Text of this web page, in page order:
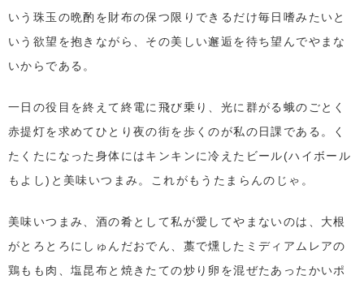
いう珠玉の晩酌を財布の保つ限りできるだけ毎日嗜みたいと
いう欲望を抱きながら、その美しい邂逅を待ち望んでやまな
いからである。
一日の役目を終えて終電に飛び乗り、光に群がる蛾のごとく
赤提灯を求めてひとり夜の街を歩くのが私の日課である。く
たくたになった身体にはキンキンに冷えたビール(ハイボール
もよし)と美味いつまみ。これがもうたまらんのじゃ。
美味いつまみ、酒の肴として私が愛してやまないのは、大根
がとろとろにしゅんだおでん、藁で燻したミディアムレアの
鶏もも肉、塩昆布と焼きたての炒り卵を混ぜたあったかいポ